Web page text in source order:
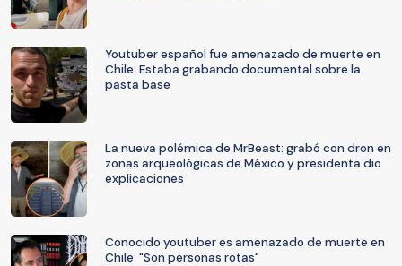
Youtuber español fue amenazado de muerte en
Chile: Estaba grabando documental sobre la
pasta base
La nueva polémica de MrBeast: grabó con dron en
zonas arqueológicas de México y presidenta dio
explicaciones
Conocido youtuber es amenazado de muerte en
Chile: "Son personas rotas"